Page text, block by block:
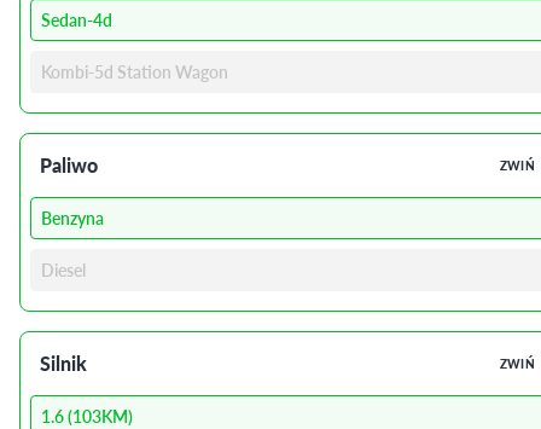
Sedan-4d
Kombi-5d Station Wagon
Paliwo ZWIŃ
Benzyna
Diesel
Silnik ZWIŃ
1.6 (103KM)